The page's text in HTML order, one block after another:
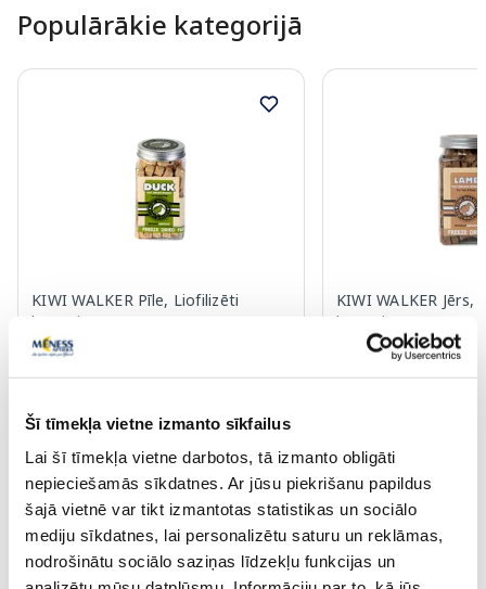
Šī tīmekļa vietne izmanto sīkfailus
Lai šī tīmekļa vietne darbotos, tā izmanto obligāti
nepieciešamās sīkdatnes. Ar jūsu piekrišanu papildus
šajā vietnē var tikt izmantotas statistikas un sociālo
mediju sīkdatnes, lai personalizētu saturu un reklāmas,
nodrošinātu sociālo saziņas līdzekļu funkcijas un
Populārākie kategorijā
KIWI WALKER Pīle, Liofilizēti
kārumi, 80 g
Pirkt
KIWI WALKER Jērs,
kārumi, 90 g
Page 1 of 10